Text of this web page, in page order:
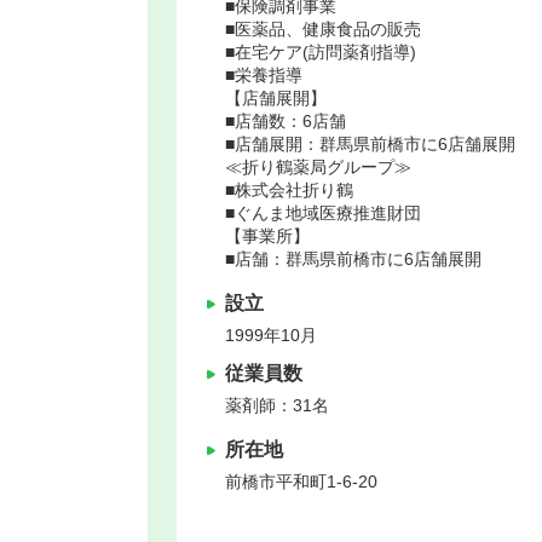
■保険調剤事業
■医薬品、健康食品の販売
■在宅ケア(訪問薬剤指導)
■栄養指導
【店舗展開】
■店舗数：6店舗
■店舗展開：群馬県前橋市に6店舗展開
≪折り鶴薬局グループ≫
■株式会社折り鶴
■ぐんま地域医療推進財団
【事業所】
■店舗：群馬県前橋市に6店舗展開
設立
1999年10月
従業員数
薬剤師：31名
所在地
前橋市平和町1-6-20